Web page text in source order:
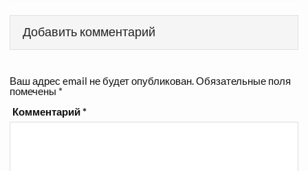
Добавить комментарий
Ваш адрес email не будет опубликован.Обязательные поля
помечены *
Комментарий*